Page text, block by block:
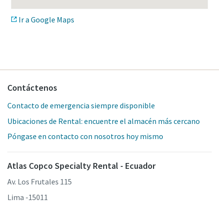
Ir a Google Maps
Contáctenos
Contacto de emergencia siempre disponible
Ubicaciones de Rental: encuentre el almacén más cercano
Póngase en contacto con nosotros hoy mismo
Atlas Copco Specialty Rental - Ecuador
Av. Los Frutales 115
Lima -15011